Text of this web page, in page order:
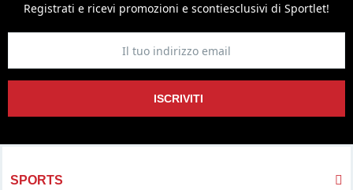
Registrati e ricevi promozioni e scontiesclusivi di Sportlet!
ISCRIVITI
SPORTS